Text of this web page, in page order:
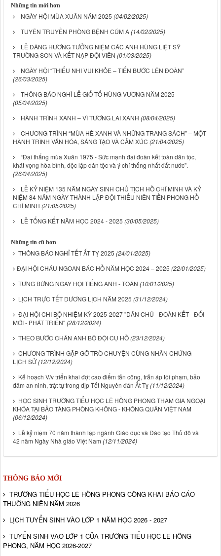
Những tin mới hơn
NGÀY HỘI MÙA XUÂN NĂM 2025 (04/02/2025)
TUYÊN TRUYỀN PHÒNG BỆNH CÚM A(14/02/2025)
LỄ DÂNG HƯƠNG TƯỞNG NIỆM CÁC ANH HÙNG LIỆT SỸ
TRƯỜNG SƠN VÀ KẾT NẠP ĐỘI VIÊN (01/03/2025)
NGÀY HỘI “THIẾU NHI VUI KHỎE – TIẾN BƯỚC LÊN ĐOÀN”
(26/03/2025)
THÔNG BÁO NGHỈ LỄ GIỖ TỔ HÙNG VƯƠNG NĂM 2025
(05/04/2025)
HÀNH TRÌNH XANH – VÌ TƯƠNG LAI XANH (08/04/2025)
CHƯƠNG TRÌNH “MÙA HÈ XANH VÀ NHỮNG TRANG SÁCH” – MỘT
HÀNH TRÌNH VĂN HÓA, SÁNG TẠO VÀ CẢM XÚC (21/04/2025)
“Đại thắng mùa Xuân 1975 - Sức mạnh đại đoàn kết toàn dân tộc,
khát vọng hòa bình, độc lập dân tộc và ý chí thống nhất đất nước”.
(26/04/2025)
LỄ KỶ NIỆM 135 NĂM NGÀY SINH CHỦ TỊCH HỒ CHÍ MINH VÀ KỶ
NIỆM 84 NĂM NGÀY THÀNH LẬP ĐỘI THIẾU NIÊN TIỀN PHONG HỒ
CHÍ MINH (21/05/2025)
LỄ TỔNG KẾT NĂM HỌC 2024 - 2025 (30/05/2025)
Những tin cũ hơn
THÔNG BÁO NGHỈ TẾT ẤT TỴ 2025 (24/01/2025)
​​ĐẠI HỘI CHÁU NGOAN BÁC HỒ NĂM HỌC 2024 – 2025 (22/01/2025)
TƯNG BỪNG NGÀY HỘI TIẾNG ANH - TOÁN (10/01/2025)
LỊCH TRỰC TẾT DƯƠNG LỊCH NĂM 2025 (31/12/2024)
ĐẠI HỘI CHI BỘ NHIỆM KỲ 2025-2027 "DÂN CHỦ - ĐOÀN KẾT - ĐỔI
MỚI - PHÁT TRIỂN"(28/12/2024)
THEO BƯỚC CHÂN ANH BỘ ĐỘI CỤ HỒ(23/12/2024)
CHƯƠNG TRÌNH GẶP GỠ TRÒ CHUYỆN CÙNG NHÂN CHỨNG
LỊCH SỬ(12/12/2024)
Kế hoạch V/v triển khai đợt cao điểm tấn công, trấn áp tội phạm, bảo
đảm an ninh, trật tự trong dịp Tết Nguyên đán Ất Tỵ(11/12/2024)
HỌC SINH TRƯỜNG TIỂU HỌC LÊ HỒNG PHONG THAM GIA NGOẠI
KHÓA TẠI BẢO TÀNG PHÒNG KHÔNG - KHÔNG QUÂN VIỆT NAM
(06/12/2024)
Lễ kỷ niệm 70 năm thành lập ngành Giáo dục và Đào tạo Thủ đô và
42 năm Ngày Nhà giáo Việt Nam (12/11/2024)
THÔNG BÁO MỚI
TRƯỜNG TIỂU HỌC LÊ HỒNG PHONG CÔNG KHAI BÁO CÁO
THƯỜNG NIÊN NĂM 2026
LỊCH TUYỂN SINH VÀO LỚP 1 NĂM HỌC 2026 - 2027
TUYỂN SINH VÀO LỚP 1 CỦA TRƯỜNG TIỂU HỌC LÊ HỒNG
PHONG, NĂM HỌC 2026-2027